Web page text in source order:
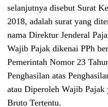
selanjutnya disebut Surat
2018, adalah surat yang
nama Direktur Jenderal
Wajib Pajak dikenai PPh
Pemerintah Nomor 23
Penghasilan atas
atau Diperoleh Wajib
Bruto Tertentu.